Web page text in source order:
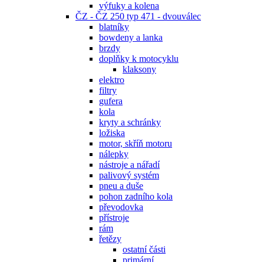
výfuky a kolena
ČZ - ČZ 250 typ 471 - dvouválec
blatníky
bowdeny a lanka
brzdy
doplňky k motocyklu
klaksony
elektro
filtry
gufera
kola
kryty a schránky
ložiska
motor, skříň motoru
nálepky
nástroje a nářadí
palivový systém
pneu a duše
pohon zadního kola
převodovka
přístroje
rám
řetězy
ostatní části
primární